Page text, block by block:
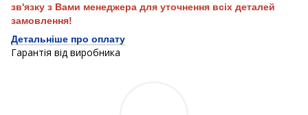
зв'язку з Вами менеджера для уточнення всіх деталей
замовлення!
Детальніше про оплату
Гарантія від виробника